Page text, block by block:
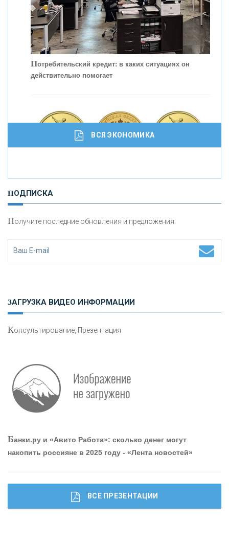
привлечь и удержать персонал - «Интервью»
Потребительский кредит: в каких ситуациях он
действительно помогает
И
сохранения и увеличения капитала
ВСЯ ЭКОНОМИКА
ПОДПИСКА
Получите последние обновления и предложения.
ЗАГРУЗКА ВИДЕО ИНФОРМАЦИИ
Консультирование, Презентация
Банки.ру и «Авито Работа»: сколько денег могут
накопить россияне в 2025 году - «Лента новостей»
ВСЕ ПРЕЗЕНТАЦИИ